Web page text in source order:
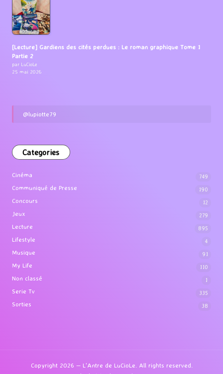
[Lecture] Gardiens des cités perdues : Le roman graphique Tome 1
Partie 2
par LuCioLe
25 mai 2026
@lupiotte79
Categories
Cinéma 749
Communiqué de Presse 190
Concours 12
Jeux 279
Lecture 895
Lifestyle 4
Musique 91
My Life 110
Non classé 1
Serie Tv 335
Sorties 38
Copyright 2026 — L'Antre de LuCioLe. All rights reserved.